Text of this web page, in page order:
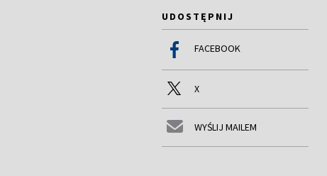
UDOSTĘPNIJ
FACEBOOK
X
WYŚLIJ MAILEM